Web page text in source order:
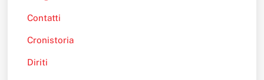
Contatti
Cronistoria
Diriti